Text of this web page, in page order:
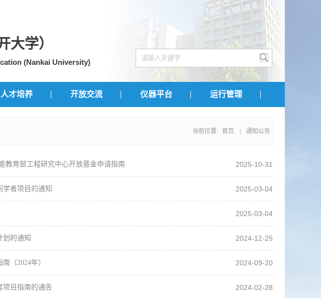
大学）
(Nankai University)
人才培养 开放交流 仪器平台 运行管理
当前位置: 首页 通知公告
教育部工程研究中心开放基金申请指南 2025-10-31
学者项目的通知 2025-03-04
2025-03-04
划的通知 2024-12-25
（2024年） 2024-09-20
项目指南的通告 2024-02-28